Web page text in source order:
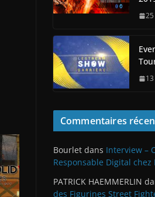
Commentaires
Bourlet dans Interview –
Responsable Digital chez
PATRICK HAEMMERLIN
des Figurines Street